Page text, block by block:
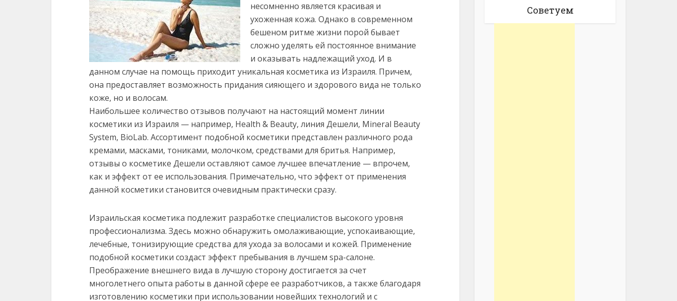
несомненно является красивая и
ухоженная кожа. Однако в современном
бешеном ритме жизни порой бывает
сложно уделять ей постоянное внимание
и оказывать надлежащий уход. И в
данном случае на помощь приходит уникальная косметика из Израиля. Причем,
она предоставляет возможность придания сияющего и здорового вида не только
коже, но и волосам.
Наибольшее количество отзывов получают на настоящий момент линии
косметики из Израиля — например, Health & Beauty, линия Дешели, Mineral Beauty
System, BioLab. Ассортимент подобной косметики представлен различного рода
кремами, масками, тониками, молочком, средствами для бритья. Например,
отзывы о косметике Дешели оставляют самое лучшее впечатление — впрочем,
как и эффект от ее использования. Примечательно, что эффект от применения
данной косметики становится очевидным практически сразу.
Израильская косметика подлежит разработке специалистов высокого уровня
профессионализма. Здесь можно обнаружить омолаживающие, успокаивающие,
лечебные, тонизирующие средства для ухода за волосами и кожей. Применение
подобной косметики создаст эффект пребывания в лучшем spa-салоне.
Преображение внешнего вида в лучшую сторону достигается за счет
многолетнего опыта работы в данной сфере ее разработчиков, а также благодаря
изготовлению косметики при использовании новейших технологий и с
Советуем